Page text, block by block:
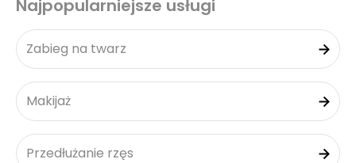
Najpopularniejsze usługi
Zabieg na twarz
Makijaż
Przedłużanie rzęs